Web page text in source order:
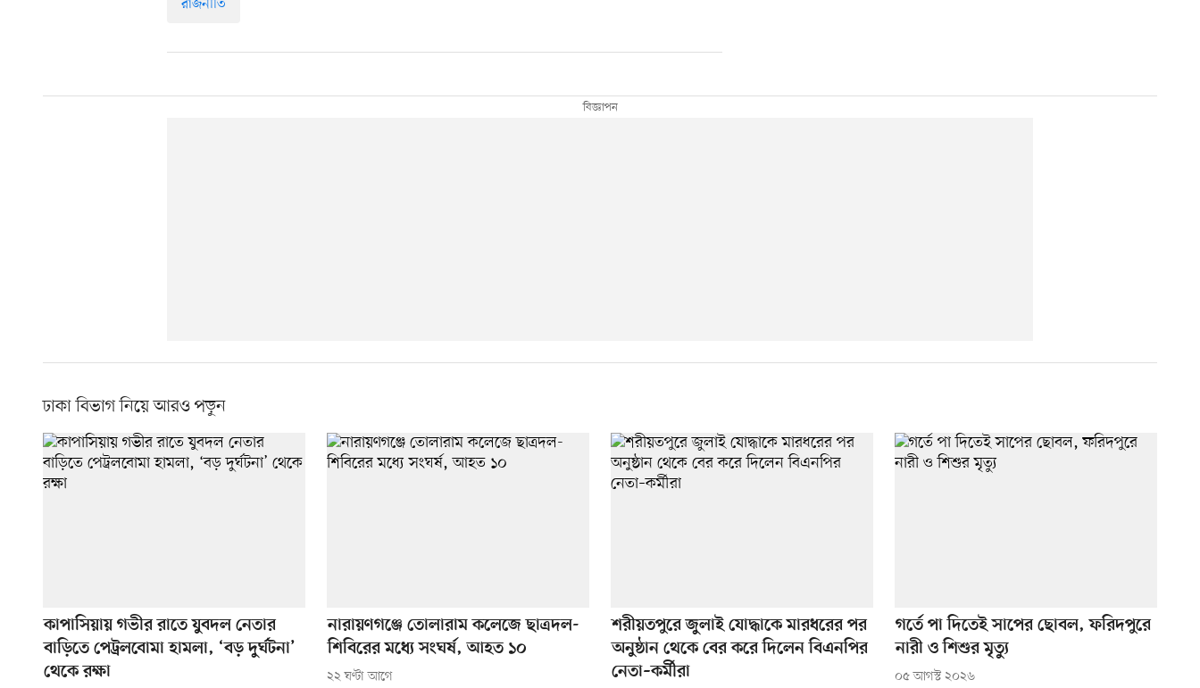
রাজনীতি
ঢাকা বিভাগ নিয়ে আরও পড়ুন
কাপাসিয়ায় গভীর রাতে যুবদল নেতার
বাড়িতে পেট্রলবোমা হামলা, ‘বড় দুর্ঘটনা’
থেকে রক্ষা
নারায়ণগঞ্জে তোলারাম কলেজে ছাত্রদল-
শিবিরের মধ্যে সংঘর্ষ, আহত ১০
২২ ঘণ্টা আগে
শরীয়তপুরে জুলাই যোদ্ধাকে মারধরের পর
অনুষ্ঠান থেকে বের করে দিলেন বিএনপির
নেতা–কর্মীরা
গর্তে পা দিতেই সাপের ছোবল, ফরিদপুরে
নারী ও শিশুর মৃত্যু
০৫ আগস্ট ২০২৬